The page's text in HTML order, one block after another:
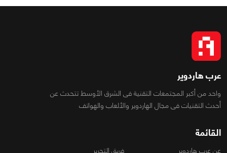
عرب هاردوير
واحد من أكبر المجتمعات التقنية فى الشرق الأوسط تتحدث عن
أحدث التقنيات فى مجال الهاردوير والألعاب والهواتف
القائمة
عن عرب هاردوير فريق التحرير